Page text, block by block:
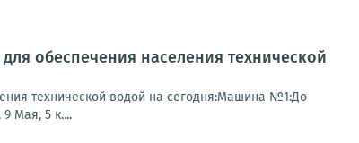
обеспечения населения технической
технической водой на сегодня:Машина №1:До
Мая, 5 к....